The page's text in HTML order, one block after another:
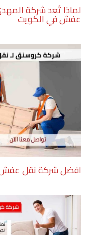
لماذا تُعد شركة
عفش في الكويت
افضل شركة نقل